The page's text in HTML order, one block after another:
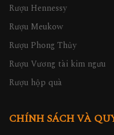
Rượu Hennessy
Rượu Meukow
Rượu Phong Thủy
Rượu Vương tài kim ngưu
Rượu hộp quà
CHÍNH SÁCH VÀ